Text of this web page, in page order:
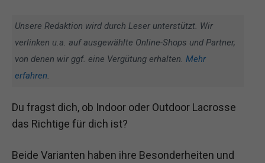
Unsere Redaktion wird durch Leser unterstützt. Wir
verlinken u.a. auf ausgewählte Online-Shops und Partner,
von denen wir ggf. eine Vergütung erhalten. Mehr
erfahren.
Du fragst dich, ob Indoor oder Outdoor Lacrosse
das Richtige für dich ist?
Beide Varianten haben ihre Besonderheiten und